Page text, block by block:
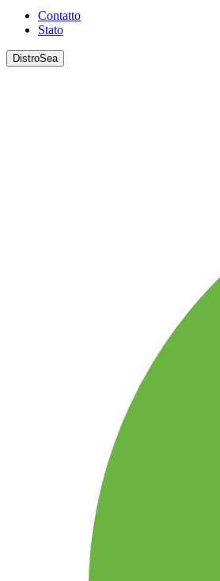
Contatto
Stato
DistroSea